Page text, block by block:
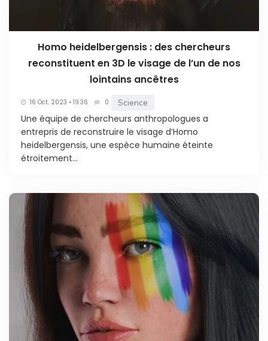
Homo heidelbergensis : des chercheurs
reconstituent en 3D le visage de l’un de nos
lointains ancêtres
16 Oct. 2023 • 19:36 0 Science
Une équipe de chercheurs anthropologues a
entrepris de reconstruire le visage d’Homo
heidelbergensis, une espèce humaine éteinte
étroitement...